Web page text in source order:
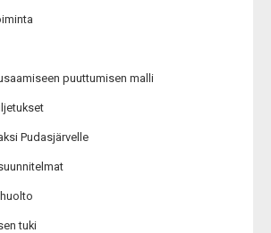
puuttumisen malli
Pudasjärvelle
tuki